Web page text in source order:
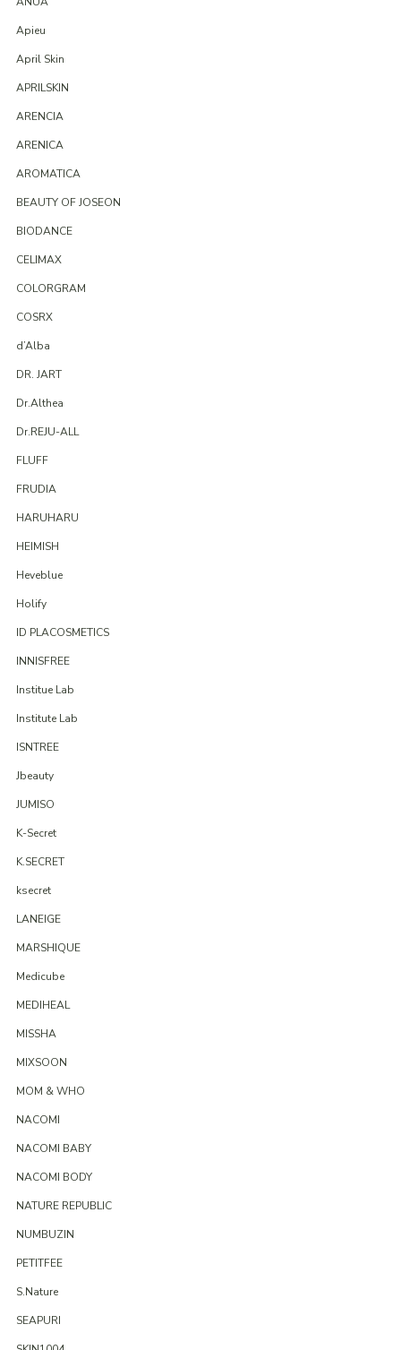
Apieu
April Skin
APRILSKIN
ARENCIA
ARENICA
AROMATICA
BEAUTY OF JOSEON
BIODANCE
CELIMAX
COLORGRAM
COSRX
d’Alba
DR. JART
Dr.Althea
Dr.REJU-ALL
FLUFF
FRUDIA
HARUHARU
HEIMISH
Heveblue
Holify
ID PLACOSMETICS
INNISFREE
Institue Lab
Institute Lab
ISNTREE
Jbeauty
JUMISO
K-Secret
K.SECRET
ksecret
LANEIGE
MARSHIQUE
Medicube
MEDIHEAL
MISSHA
MIXSOON
MOM & WHO
NACOMI
NACOMI BABY
NACOMI BODY
NATURE REPUBLIC
NUMBUZIN
PETITFEE
S.Nature
SEAPURI